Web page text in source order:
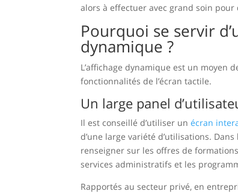
alors à effectuer avec grand soin
Pourquoi se servir
dynamique ?
L’affichage dynamique est un moyen
fonctionnalités de l’écran tactile.
Un large panel
Il est conseillé d’utiliser unécran
d’une large variété d’utilisations.
renseigner sur les offres de
services administratifs et les
Rapportés au secteur privé, en